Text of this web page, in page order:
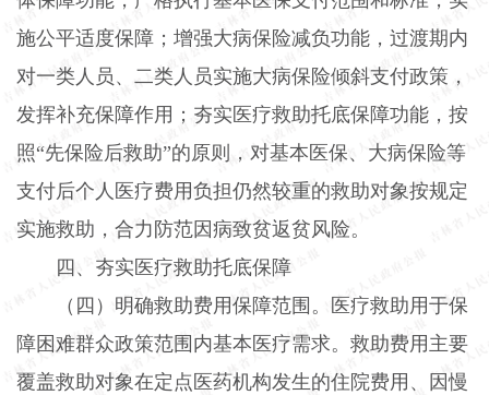
施公平适度保障；增强大病保险减负功能，过渡期内
对一类人员、二类人员实施大病保险倾斜支付政策，
发挥补充保障作用；夯实医疗救助托底保障功能，按
照“先保险后救助”的原则，对基本医保、大病保险等
支付后个人医疗费用负担仍然较重的救助对象按规定
实施救助，合力防范因病致贫返贫风险。
四、夯实医疗救助托底保障
（四）明确救助费用保障范围。医疗救助用于保
障困难群众政策范围内基本医疗需求。救助费用主要
覆盖救助对象在定点医药机构发生的住院费用、因慢